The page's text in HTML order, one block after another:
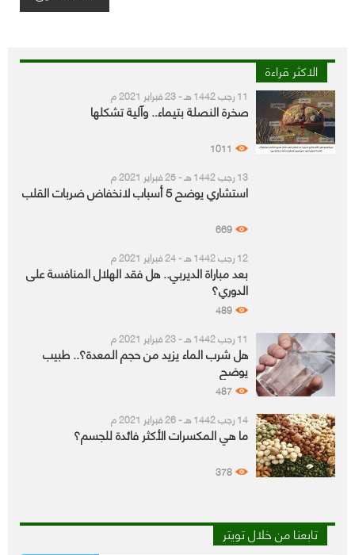
الاكثر قراءة
11 رجب 1442 هـ - 23 فبراير 2021 م
صخرة النصلة بتيماء.. وآلية تشكلها
1011
13 رجب 1442 هـ - 25 فبراير 2021 م
استشاري يوضح 5 أسباب لانخفاض ضربات القلب
669
12 رجب 1442 هـ - 24 فبراير 2021 م
بعد مباراة الديربي.. هل فقد الهلال المنافسة على
الدوري؟
489
11 رجب 1442 هـ - 23 فبراير 2021 م
هل شرب الماء يزيد من حجم المعدة؟.. طبيب
يوضح
487
14 رجب 1442 هـ - 26 فبراير 2021 م
ما هي المكسرات الأكثر فائدة للجسم؟
378
تابعنا من خلال تويتر